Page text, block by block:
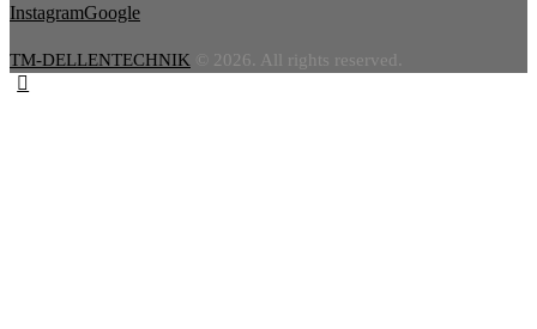
InstagramGoogle
TM-DELLENTECHNIK © 2026. All rights reserved.